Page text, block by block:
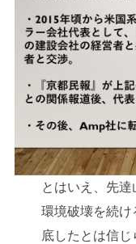
とはいえ、先達
環境破壊を続け
底したとは信じ